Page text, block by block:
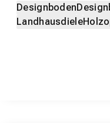
Designboden
Landhausdiele